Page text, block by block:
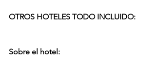
OTROS HOTELES TODO INCLUIDO:
Sobre el hotel: